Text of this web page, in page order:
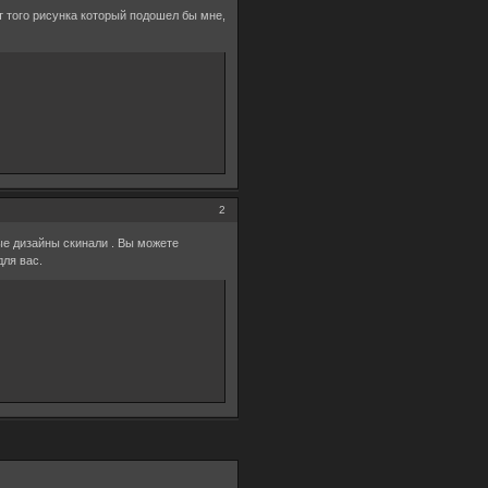
того рисунка который подошел бы мне,
2
дизайны скинали . Вы можете
вас.